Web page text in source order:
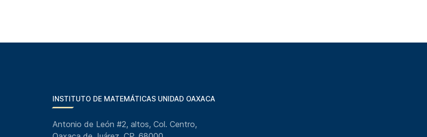
INSTITUTO DE MATEMÁTICAS UNIDAD OAXACA
Antonio de León #2, altos, Col. Centro,